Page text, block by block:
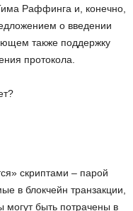
Раффинга и, конечно,
о введении
также поддержку
протокола.
скриптами – парой
в блокчейн транзакции,
могут быть потрачены в